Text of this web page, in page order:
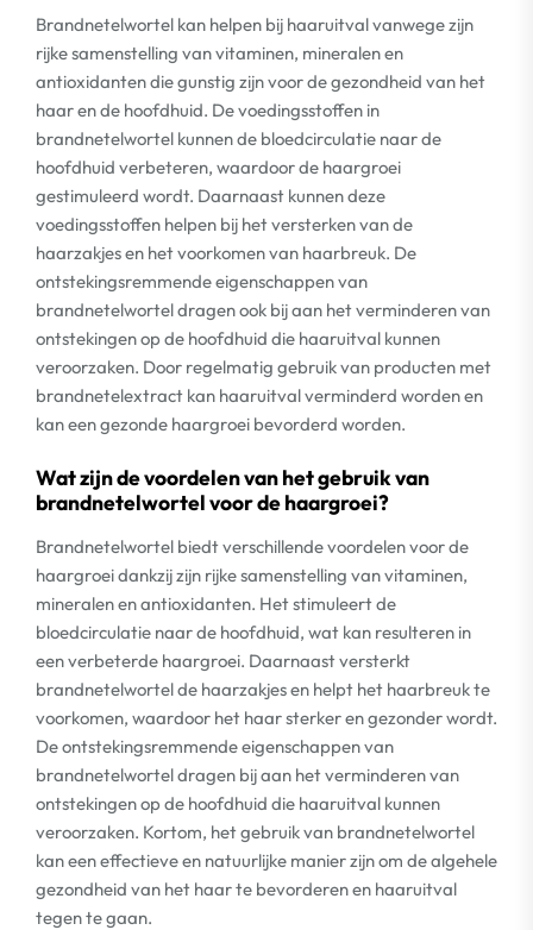
Brandnetelwortel kan helpen bij haaruitval vanwege zijn
rijke samenstelling van vitaminen, mineralen en
antioxidanten die gunstig zijn voor de gezondheid van het
haar en de hoofdhuid. De voedingsstoffen in
brandnetelwortel kunnen de bloedcirculatie naar de
hoofdhuid verbeteren, waardoor de haargroei
gestimuleerd wordt. Daarnaast kunnen deze
voedingsstoffen helpen bij het versterken van de
haarzakjes en het voorkomen van haarbreuk. De
ontstekingsremmende eigenschappen van
brandnetelwortel dragen ook bij aan het verminderen van
ontstekingen op de hoofdhuid die haaruitval kunnen
veroorzaken. Door regelmatig gebruik van producten met
brandnetelextract kan haaruitval verminderd worden en
kan een gezonde haargroei bevorderd worden.
Wat zijn de voordelen van het gebruik van
brandnetelwortel voor de haargroei?
Brandnetelwortel biedt verschillende voordelen voor de
haargroei dankzij zijn rijke samenstelling van vitaminen,
mineralen en antioxidanten. Het stimuleert de
bloedcirculatie naar de hoofdhuid, wat kan resulteren in
een verbeterde haargroei. Daarnaast versterkt
brandnetelwortel de haarzakjes en helpt het haarbreuk te
voorkomen, waardoor het haar sterker en gezonder wordt.
De ontstekingsremmende eigenschappen van
brandnetelwortel dragen bij aan het verminderen van
ontstekingen op de hoofdhuid die haaruitval kunnen
veroorzaken. Kortom, het gebruik van brandnetelwortel
kan een effectieve en natuurlijke manier zijn om de algehele
gezondheid van het haar te bevorderen en haaruitval
tegen te gaan.